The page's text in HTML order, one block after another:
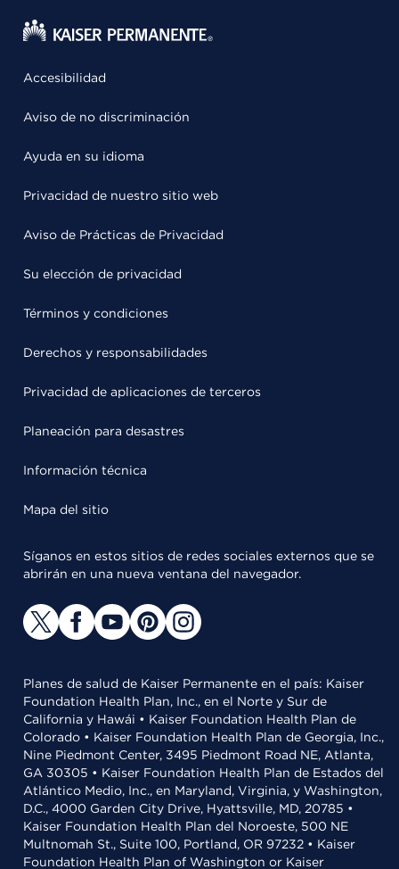
Accesibilidad
Aviso de no discriminación
Ayuda en su idioma
Privacidad de nuestro sitio web
Aviso de Prácticas de Privacidad
Su elección de privacidad
Términos y condiciones
Derechos y responsabilidades
Privacidad de aplicaciones de terceros
Planeación para desastres
Información técnica
Mapa del sitio
Síganos en estos sitios de redes sociales externos que se
abrirán en una nueva ventana del navegador.
Planes de salud de Kaiser Permanente en el país: Kaiser
Foundation Health Plan, Inc., en el Norte y Sur de
California y Hawái • Kaiser Foundation Health Plan de
Colorado • Kaiser Foundation Health Plan de Georgia, Inc.,
Nine Piedmont Center, 3495 Piedmont Road NE, Atlanta,
GA 30305 • Kaiser Foundation Health Plan de Estados del
Atlántico Medio, Inc., en Maryland, Virginia, y Washington,
D.C., 4000 Garden City Drive, Hyattsville, MD, 20785 •
Kaiser Foundation Health Plan del Noroeste, 500 NE
Multnomah St., Suite 100, Portland, OR 97232 • Kaiser
Foundation Health Plan of Washington or Kaiser